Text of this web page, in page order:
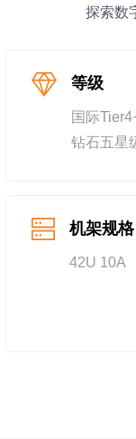
探索数
等级
国际
钻石五星
机架规格
42U 10A